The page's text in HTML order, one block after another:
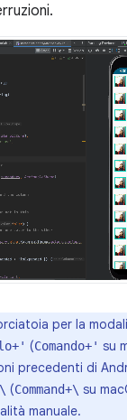
per la
(Comando+' su
precedenti di
(Command+\ su
manuale.